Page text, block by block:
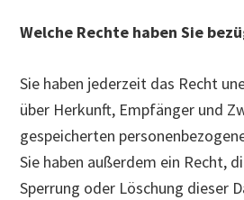
Welche Rechte haben Sie
Sie haben jederzeit das Recht
über Herkunft, Empfänger und
gespeicherten
Sie haben außerdem ein Recht,
Sperrung oder Löschung dieser